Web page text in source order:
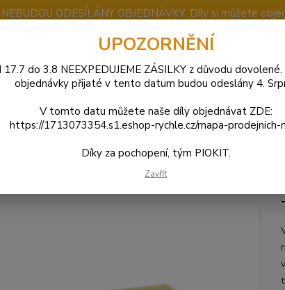
ODESÍLÁNY OBJEDNÁVKY. Díly si můžete
Hledat
tlumiče výfuku 2T RMS
UPOZORNĚNÍ
17.7 do 3.8 NEEXPEDUJEME ZÁSILKY z důvodu dovolené.
objednávky přijaté v tento datum budou odeslány 4.
V tomto datu můžete naše díly objednávat ZDE:
https://1713073354.s1.eshop-rychle.cz/mapa-prodejnich-
Díky za pochopení, tým PIOKIT.
Zavřít